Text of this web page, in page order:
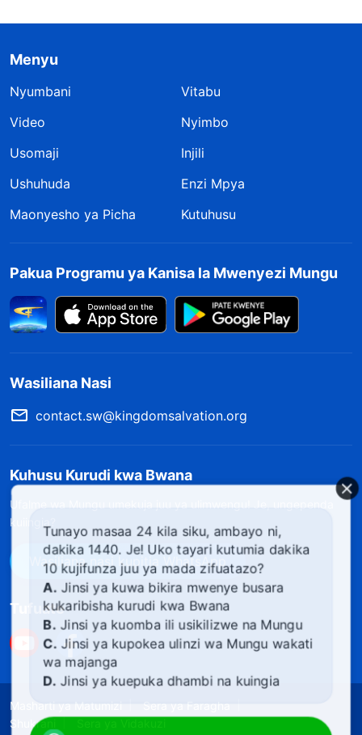
Menyu
Nyumbani
Vitabu
Video
Nyimbo
Usomaji
Injili
Ushuhuda
Enzi Mpya
Maonyesho ya Picha
Kutuhusu
Pakua Programu ya Kanisa la Mwenyezi Mungu
Wasiliana Nasi
contact.sw@kingdomsalvation.org
Kuhusu Kurudi kwa Bwana
Ufalme wa Mungu umekuja juu ya ulimwengu! Je, ungependa
kuiingia?
Wasiliana nasi kupitia WhatsApp
Tufuate
Masharti ya Matumizi
Sera ya Faragha
Shukrani
Tunayo masaa 24 kila siku, ambayo ni,
dakika 1440. Je! Uko tayari kutumia dakika
10 kujifunza juu ya mada zifuatazo?
A. Jinsi ya kuwa bikira mwenye busara
kukaribisha kurudi kwa Bwana
B. Jinsi ya kuomba ili usikilizwe na Mungu
C. Jinsi ya kupokea ulinzi wa Mungu wakati
wa majanga
D. Jinsi ya kuepuka dhambi na kuingia
katika ufalme wa mbinguni